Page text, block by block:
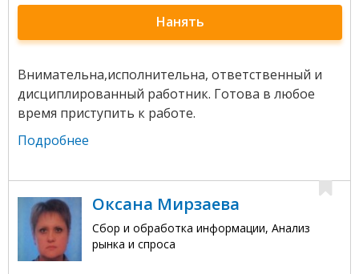
Нанять
Внимательна,исполнительна, ответственный и
дисциплированный работник. Готова в любое
время приступить к работе.
Подробнее
Оксана Мирзаева
Сбор и обработка информации, Анализ
рынка и спроса